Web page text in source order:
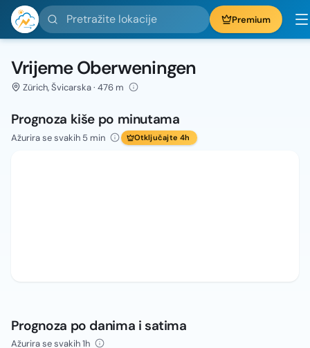
Pretražite lokacije Premium
Vrijeme Oberweningen
Zürich, Švicarska · 476 m
Prognoza kiše po minutama
Ažurira se svakih 5 min Otključajte 4h
Prognoza po danima i satima
Ažurira se svakih 1h